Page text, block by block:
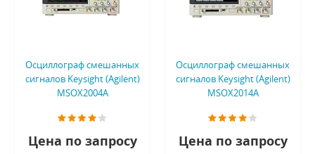
Осциллограф смешанных
сигналов Keysight (Agilent)
MSOX2004A
Цена по запросу
Осциллограф смешанных
сигналов Keysight (Agilent)
MSOX2014A
Цена по запросу